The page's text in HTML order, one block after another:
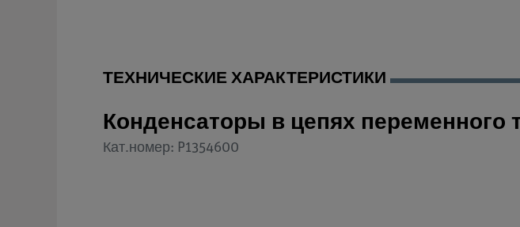
ТЕХНИЧЕСКИЕ ХАРАКТЕРИСТИКИ
Конденсаторы в цепях переменного
Кат.номер: P1354600